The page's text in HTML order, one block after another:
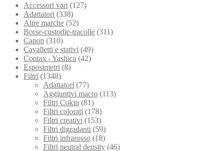
Accessori vari (127)
Adattatori (338)
Altre marche (52)
Borse-custodie-tracolle (311)
Canon (310)
Cavalletti e stativi (49)
Contax - Yashica (42)
Esposimetri (8)
Filtri (1348)
Adattatori (77)
Aggiuntivi macro (113)
Filtri Cokin (81)
Filtri colorati (178)
Filtri creativi (153)
Filtri digradanti (59)
Filtri infrarosso (18)
Filtri neutral density (46)